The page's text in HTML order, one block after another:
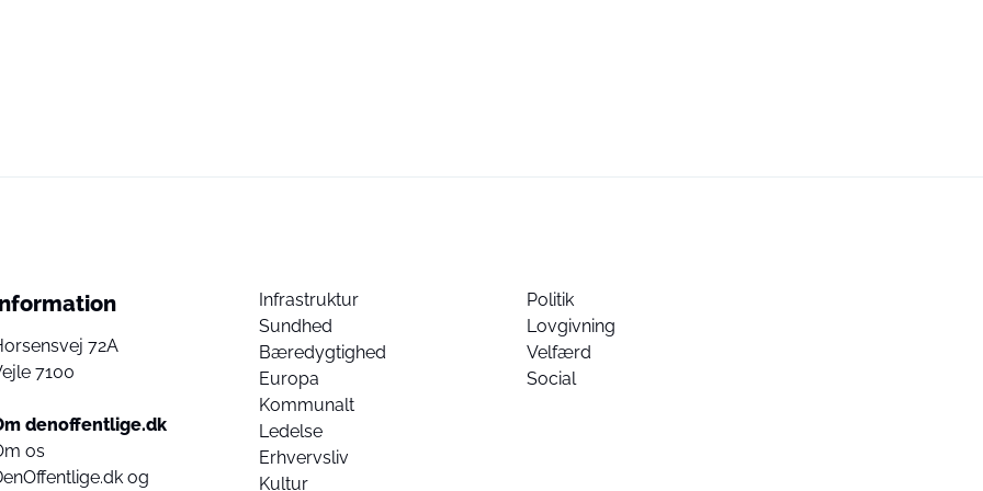
72A
7100
denoffentlige.dk
os
og
Infrastruktur
Sundhed
Bæredygtighed
Europa
Kommunalt
Ledelse
Erhvervsliv
Kultur
Politik
Lovgivning
Velfærd
Social